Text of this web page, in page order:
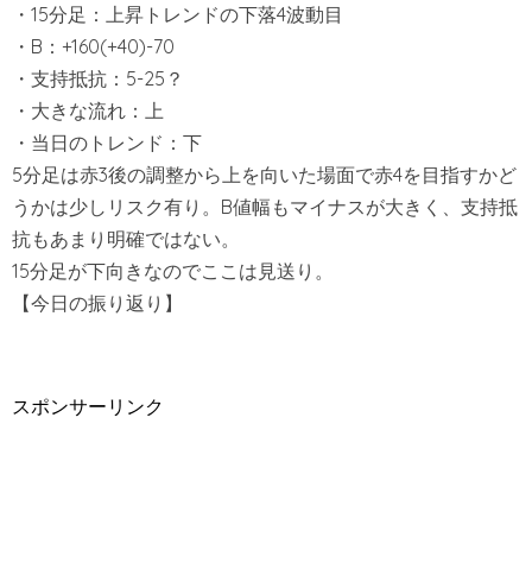
・15分足：上昇トレンドの下落4波動目
・B：+160(+40)-70
・支持抵抗：5-25？
・大きな流れ：上
・当日のトレンド：下
5分足は赤3後の調整から上を向いた場面で赤4を目指すかど
うかは少しリスク有り。B値幅もマイナスが大きく、支持抵
抗もあまり明確ではない。
15分足が下向きなのでここは見送り。
【今日の振り返り】
スポンサーリンク